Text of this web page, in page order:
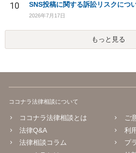
10 SNS投稿に関する訴訟リスクにつ
2026年7月17日
もっと見る
ココナラ法律相談について
ココナラ法律相談とは
法律Q&A
法律相談コラム
ご
利
プ